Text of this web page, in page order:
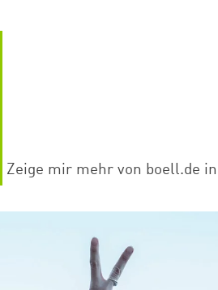
Zeige mir mehr von boell.de